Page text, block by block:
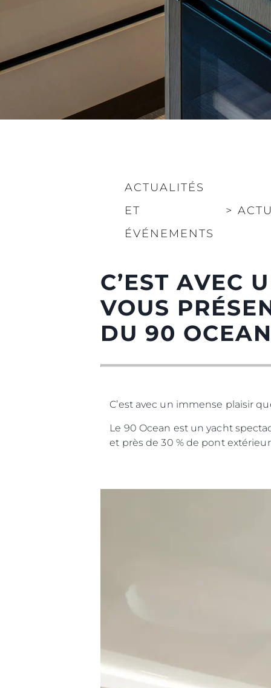
ACTUALITÉS
ET
ÉVÉNEMENTS
>
C’EST AVEC
VOUS
DU 90
C’est avec un immense plaisir
Le 90 Ocean est un yacht
et près de 30 % de pont